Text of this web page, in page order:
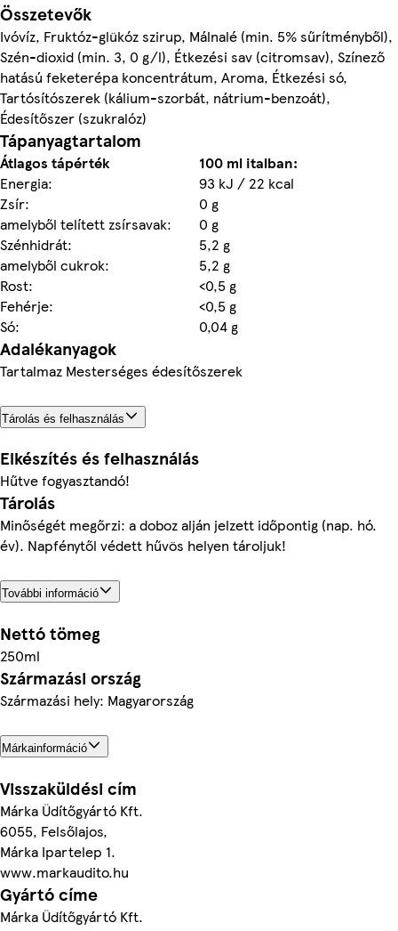
Összetevők
Ivóvíz, Fruktóz-glükóz szirup, Málnalé (min. 5% sűrítményből),
Szén-dioxid (min. 3, 0 g/l), Étkezési sav (citromsav), Színező
hatású feketerépa koncentrátum, Aroma, Étkezési só,
Tartósítószerek (kálium-szorbát, nátrium-benzoát),
Édesítőszer (szukralóz)
Tápanyagtartalom
Átlagos tápérték
100 ml italban:
Energia:
93 kJ / 22 kcal
Zsír:
0 g
amelyből telített zsírsavak:
0 g
Szénhidrát:
5,2 g
amelyből cukrok:
5,2 g
Rost:
<0,5 g
Fehérje:
<0,5 g
Só:
0,04 g
Adalékanyagok
Tartalmaz Mesterséges édesítőszerek
Tárolás és felhasználás
Elkészítés és felhasználás
Hűtve fogyasztandó!
Tárolás
Minőségét megőrzi: a doboz alján jelzett időpontig (nap. hó.
év). Napfénytől védett hűvös helyen tároljuk!
További információ
Nettó tömeg
250ml
Származási ország
Származási hely: Magyarország
Márkainformáció
Visszaküldési cím
Márka Üdítőgyártó Kft.
6055, Felsőlajos,
Márka Ipartelep 1.
www.markaudito.hu
Gyártó címe
Márka Üdítőgyártó Kft.